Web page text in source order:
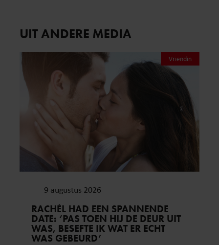
UIT ANDERE MEDIA
Vriendin
9 augustus 2026
RACHÉL HAD EEN SPANNENDE
DATE: ‘PAS TOEN HIJ DE DEUR UIT
WAS, BESEFTE IK WAT ER ECHT
WAS GEBEURD’